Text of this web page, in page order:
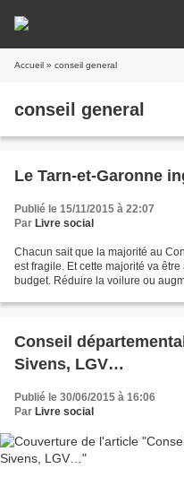
Accueil » conseil general
conseil general
Le Tarn-et-Garonne
Publié le 15/11/2015 à 22:07
Par Livre social
Chacun sait que la majorité au
est fragile. Et cette majorité va
budget. Réduire la voilure ou
Conseil
Sivens, LGV…
Publié le 30/06/2015 à 16:06
Par Livre social